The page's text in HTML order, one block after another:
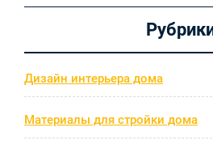
Дизайн интерьера дома
Материалы для стройки дома